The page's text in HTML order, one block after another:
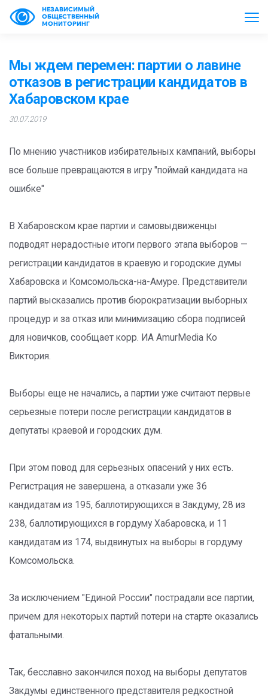
НЕЗАВИСИМЫЙ
ОБЩЕСТВЕННЫЙ
МОНИТОРИНГ
Мы ждем перемен: партии о лавине
отказов в регистрации кандидатов в
Хабаровском крае
30.07.2019
По мнению участников избирательных кампаний, выборы
все больше превращаются в игру "поймай кандидата на
ошибке"
В Хабаровском крае партии и самовыдвиженцы
подводят нерадостные итоги первого этапа выборов —
регистрации кандидатов в краевую и городские думы
Хабаровска и Комсомольска-на-Амуре. Представители
партий высказались против бюрократизации выборных
процедур и за отказ или минимизацию сбора подписей
для новичков, сообщает корр. ИА AmurMedia Ко
Виктория.
Выборы еще не начались, а партии уже считают первые
серьезные потери после регистрации кандидатов в
депутаты краевой и городских дум.
При этом повод для серьезных опасений у них есть.
Регистрация не завершена, а отказали уже 36
кандидатам из 195, баллотирующихся в Закдуму, 28 из
238, баллотирующихся в гордуму Хабаровска, и 11
кандидатам из 174, выдвинутых на выборы в гордуму
Комсомольска.
За исключением "Единой России" пострадали все партии,
причем для некоторых партий потери на старте оказались
фатальными.
Так, бесславно закончился поход на выборы депутатов
Закдумы единственного представителя редкостной